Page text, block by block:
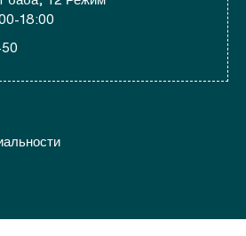
18:00